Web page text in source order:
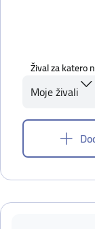
Žival za katero
Moje živali